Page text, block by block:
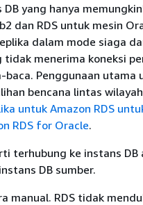
yang hanya
dan RDS untuk mesin
dalam mode siaga
menerima koneksi
Penggunaan utama
bencana lintas
untuk Amazon RDS
RDS for Oracle.
terhubung ke instans DB
DB sumber.
manual. RDS tidak